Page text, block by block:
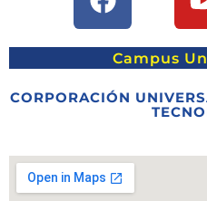
Campus
CORPORACIÓN